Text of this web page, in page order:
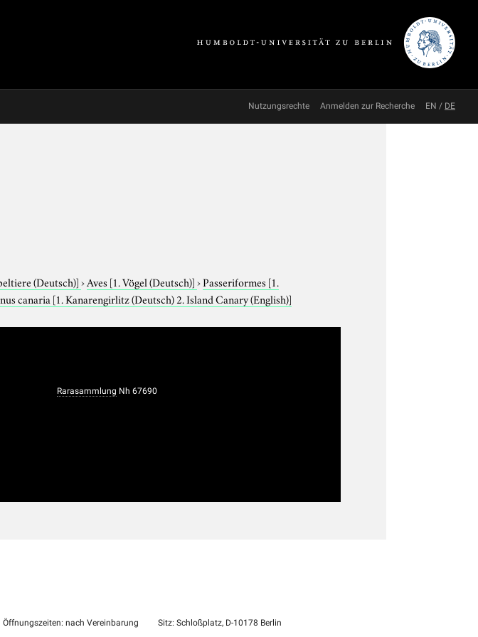
Nutzungsrechte Anmelden zur Recherche EN / DE
(Deutsch)]›Aves [1. Vögel (Deutsch)]›Passeriformes [1.
canaria [1. Kanarengirlitz (Deutsch) 2. Island Canary (English)]
Rarasammlung Nh 67690
Öffnungszeiten: nach Vereinbarung Sitz: Schloßplatz, D-10178 Berlin